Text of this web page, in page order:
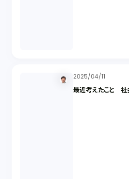
2025/04/11
最近考えたこと 社